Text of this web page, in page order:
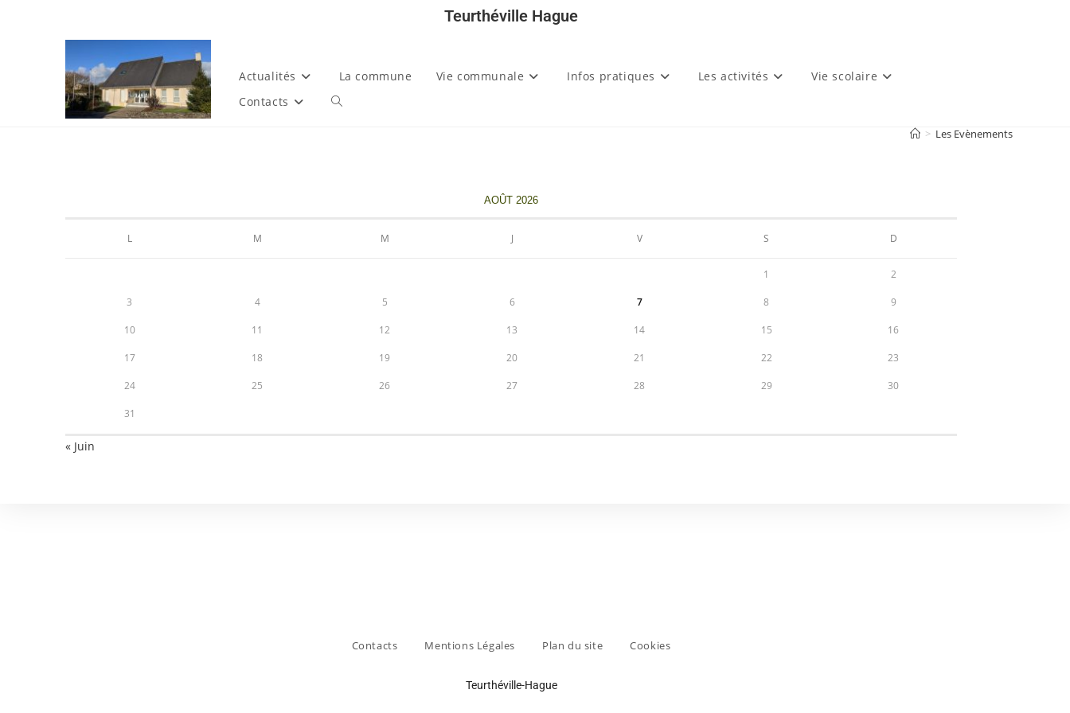
Teurthéville Hague
Actualités La commune Vie communale Infos pratiques Les activités
Vie scolaire
Contacts
> Les Evènements
AOÛT 2026
L M M J V S D
1 2
3 4 5 6 7 8 9
10 11 12 13 14 15 16
17 18 19 20 21 22 23
24 25 26 27 28 29 30
31
« Juin
Contacts Mentions Légales Plan du site Cookies
Teurthéville-Hague